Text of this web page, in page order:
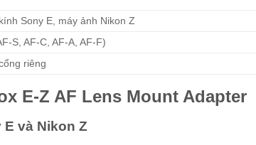
Sony E, máy ảnh Nikon Z
S, AF-C, AF-A, AF-F)
riêng
E-Z AF Lens Mount Adapter
và Nikon Z